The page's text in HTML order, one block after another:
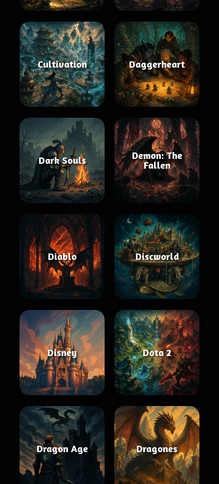
Cultivation Daggerheart
Dark Souls
Demon: The
Fallen
Diablo Discworld
Disney Dota 2
Dragon Age Dragones